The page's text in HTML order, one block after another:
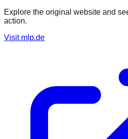
Explore the original website and
action.
Visit mlp.de